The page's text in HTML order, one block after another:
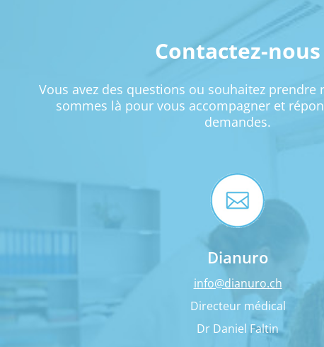
Contactez-nous
Vous avez des questions ou souhaitez prendre
sommes là pour vous accompagner et
demandes.
Dianuro
info@dianuro.ch
Directeur médical
Dr Daniel Faltin